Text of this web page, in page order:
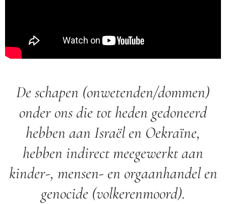
De schapen (onwetenden/dommen)
onder ons die tot heden gedoneerd
hebben aan Israël en Oekraïne,
hebben indirect meegewerkt aan
kinder-, mensen- en orgaanhandel en
genocide (volkerenmoord).